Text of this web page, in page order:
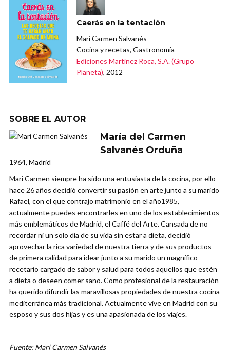
Caerás en la tentación
Mari Carmen Salvanés
Cocina y recetas, Gastronomía
Ediciones Martínez Roca, S.A. (Grupo
Planeta), 2012
SOBRE EL AUTOR
María del Carmen
Salvanés Orduña
1964, Madrid
Mari Carmen siempre ha sido una entusiasta de la cocina, por ello
hace 26 años decidió convertir su pasión en arte junto a su marido
Rafael, con el que contrajo matrimonio en el año1985,
actualmente puedes encontrarles en uno de los establecimientos
más emblemáticos de Madrid, el Caffé del Arte. Cansada de no
recordar ni un solo día de su vida sin estar a dieta, decidió
aprovechar la rica variedad de nuestra tierra y de sus productos
de primera calidad para idear junto a su marido un magnífico
recetario cargado de sabor y salud para todos aquellos que estén
a dieta o deseen comer sano. Como profesional de la restauración
ha querido difundir las maravillosas propiedades de nuestra cocina
mediterránea más tradicional. Actualmente vive en Madrid con su
esposo y sus dos hijas y es una apasionada de los viajes.
Fuente: Mari Carmen Salvanés